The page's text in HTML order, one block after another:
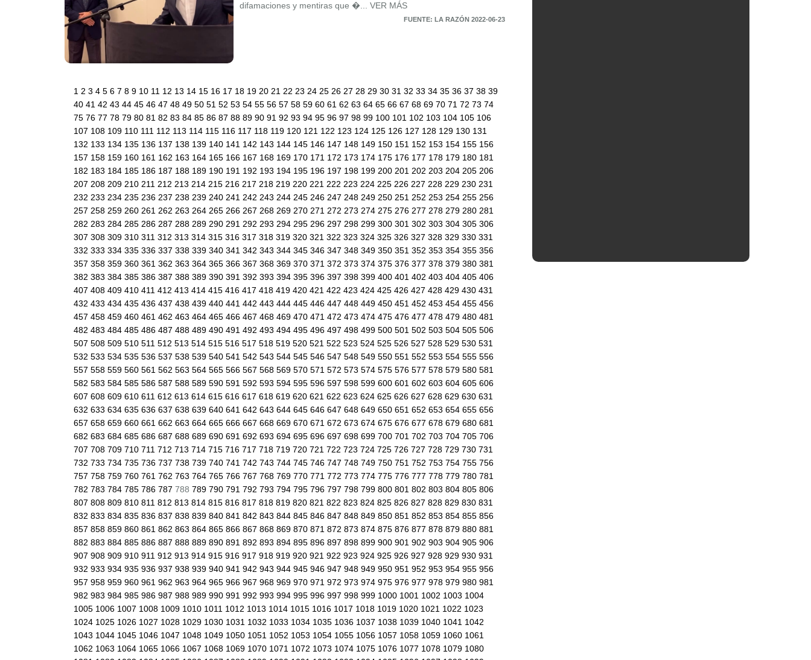
difamaciones y mentiras que �... VER MÁS
FUENTE: LA RAZÓN 2022-06-23
1 2 3 4 5 6 7 8 9 10 11 12 13 14 15 16 17 18 19 20 21 22 23 24 25 26 27 28 29 30 31 32 33 34 35 36 37 38 39
40 41 42 43 44 45 46 47 48 49 50 51 52 53 54 55 56 57 58 59 60 61 62 63 64 65 66 67 68 69 70 71 72 73 74
75 76 77 78 79 80 81 82 83 84 85 86 87 88 89 90 91 92 93 94 95 96 97 98 99 100 101 102 103 104 105 106
107 108 109 110 111 112 113 114 115 116 117 118 119 120 121 122 123 124 125 126 127 128 129 130 131
132 133 134 135 136 137 138 139 140 141 142 143 144 145 146 147 148 149 150 151 152 153 154 155 156
157 158 159 160 161 162 163 164 165 166 167 168 169 170 171 172 173 174 175 176 177 178 179 180 181
182 183 184 185 186 187 188 189 190 191 192 193 194 195 196 197 198 199 200 201 202 203 204 205 206
207 208 209 210 211 212 213 214 215 216 217 218 219 220 221 222 223 224 225 226 227 228 229 230 231
232 233 234 235 236 237 238 239 240 241 242 243 244 245 246 247 248 249 250 251 252 253 254 255 256
257 258 259 260 261 262 263 264 265 266 267 268 269 270 271 272 273 274 275 276 277 278 279 280 281
282 283 284 285 286 287 288 289 290 291 292 293 294 295 296 297 298 299 300 301 302 303 304 305 306
307 308 309 310 311 312 313 314 315 316 317 318 319 320 321 322 323 324 325 326 327 328 329 330 331
332 333 334 335 336 337 338 339 340 341 342 343 344 345 346 347 348 349 350 351 352 353 354 355 356
357 358 359 360 361 362 363 364 365 366 367 368 369 370 371 372 373 374 375 376 377 378 379 380 381
382 383 384 385 386 387 388 389 390 391 392 393 394 395 396 397 398 399 400 401 402 403 404 405 406
407 408 409 410 411 412 413 414 415 416 417 418 419 420 421 422 423 424 425 426 427 428 429 430 431
432 433 434 435 436 437 438 439 440 441 442 443 444 445 446 447 448 449 450 451 452 453 454 455 456
457 458 459 460 461 462 463 464 465 466 467 468 469 470 471 472 473 474 475 476 477 478 479 480 481
482 483 484 485 486 487 488 489 490 491 492 493 494 495 496 497 498 499 500 501 502 503 504 505 506
507 508 509 510 511 512 513 514 515 516 517 518 519 520 521 522 523 524 525 526 527 528 529 530 531
532 533 534 535 536 537 538 539 540 541 542 543 544 545 546 547 548 549 550 551 552 553 554 555 556
557 558 559 560 561 562 563 564 565 566 567 568 569 570 571 572 573 574 575 576 577 578 579 580 581
582 583 584 585 586 587 588 589 590 591 592 593 594 595 596 597 598 599 600 601 602 603 604 605 606
607 608 609 610 611 612 613 614 615 616 617 618 619 620 621 622 623 624 625 626 627 628 629 630 631
632 633 634 635 636 637 638 639 640 641 642 643 644 645 646 647 648 649 650 651 652 653 654 655 656
657 658 659 660 661 662 663 664 665 666 667 668 669 670 671 672 673 674 675 676 677 678 679 680 681
682 683 684 685 686 687 688 689 690 691 692 693 694 695 696 697 698 699 700 701 702 703 704 705 706
707 708 709 710 711 712 713 714 715 716 717 718 719 720 721 722 723 724 725 726 727 728 729 730 731
732 733 734 735 736 737 738 739 740 741 742 743 744 745 746 747 748 749 750 751 752 753 754 755 756
757 758 759 760 761 762 763 764 765 766 767 768 769 770 771 772 773 774 775 776 777 778 779 780 781
782 783 784 785 786 787 788 789 790 791 792 793 794 795 796 797 798 799 800 801 802 803 804 805 806
807 808 809 810 811 812 813 814 815 816 817 818 819 820 821 822 823 824 825 826 827 828 829 830 831
832 833 834 835 836 837 838 839 840 841 842 843 844 845 846 847 848 849 850 851 852 853 854 855 856
857 858 859 860 861 862 863 864 865 866 867 868 869 870 871 872 873 874 875 876 877 878 879 880 881
882 883 884 885 886 887 888 889 890 891 892 893 894 895 896 897 898 899 900 901 902 903 904 905 906
907 908 909 910 911 912 913 914 915 916 917 918 919 920 921 922 923 924 925 926 927 928 929 930 931
932 933 934 935 936 937 938 939 940 941 942 943 944 945 946 947 948 949 950 951 952 953 954 955 956
957 958 959 960 961 962 963 964 965 966 967 968 969 970 971 972 973 974 975 976 977 978 979 980 981
982 983 984 985 986 987 988 989 990 991 992 993 994 995 996 997 998 999 1000 1001 1002 1003 1004
1005 1006 1007 1008 1009 1010 1011 1012 1013 1014 1015 1016 1017 1018 1019 1020 1021 1022 1023
1024 1025 1026 1027 1028 1029 1030 1031 1032 1033 1034 1035 1036 1037 1038 1039 1040 1041 1042
1043 1044 1045 1046 1047 1048 1049 1050 1051 1052 1053 1054 1055 1056 1057 1058 1059 1060 1061
1062 1063 1064 1065 1066 1067 1068 1069 1070 1071 1072 1073 1074 1075 1076 1077 1078 1079 1080